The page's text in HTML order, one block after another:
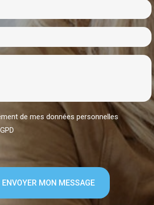
de mes données personnelles
ENVOYER MON MESSAGE